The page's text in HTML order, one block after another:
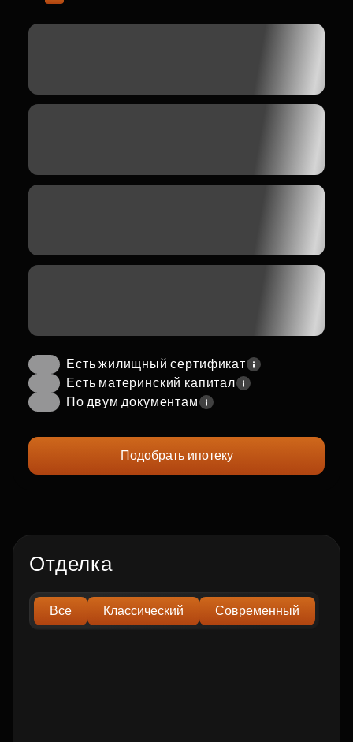
Есть жилищный сертификат
Есть материнский капитал
По двум документам
Подобрать ипотеку
Отделка
Все Классический Современный